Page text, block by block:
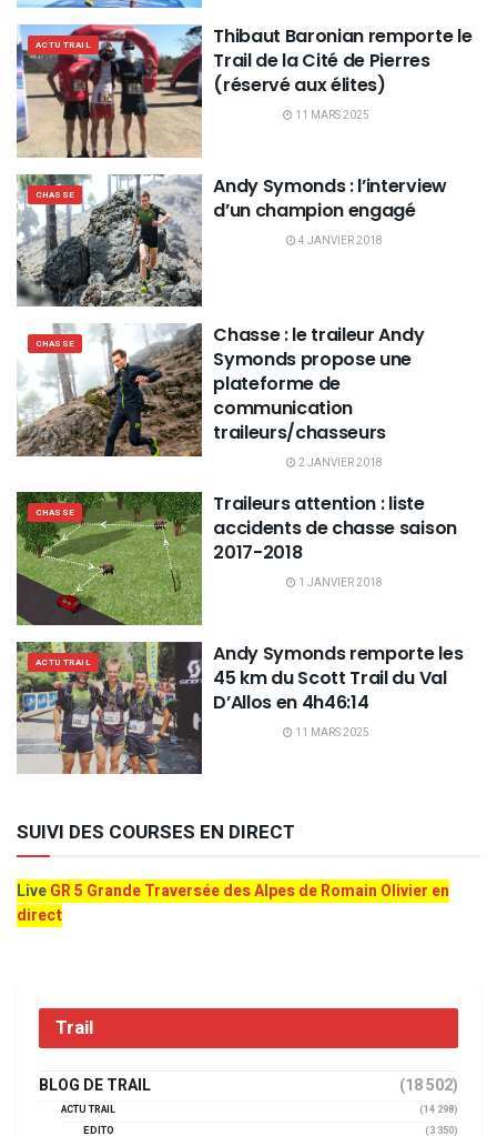
ACTU TRAIL
Thibaut Baronian remporte le
Trail de la Cité de Pierres
(réservé aux élites)
11 MARS 2025
CHASSE
Andy Symonds : l’interview
d’un champion engagé
4 JANVIER 2018
CHASSE
Chasse : le traileur Andy
Symonds propose une
plateforme de
communication
traileurs/chasseurs
2 JANVIER 2018
CHASSE
Traileurs attention : liste
accidents de chasse saison
2017-2018
1 JANVIER 2018
ACTU TRAIL
Andy Symonds remporte les
45 km du Scott Trail du Val
D’Allos en 4h46:14
11 MARS 2025
SUIVI DES COURSES EN DIRECT
LiveGR 5 Grande Traversée des Alpes de Romain Olivier en
direct
Trail
BLOG DE TRAIL (18 502)
ACTU TRAIL
(14 298)
EDITO
(3 350)